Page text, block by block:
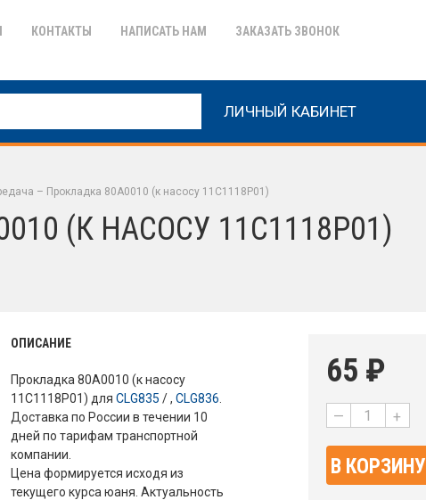
КОНТАКТЫ НАПИСАТЬ НАМ ЗАКАЗАТЬ ЗВОНОК
ЛИЧНЫЙ КАБИНЕТ
– Прокладка 80А0010 (к насосу 11С1118P01)
(К НАСОСУ 11С1118P01)
ОПИСАНИЕ
Прокладка 80А0010 (к насосу
11С1118P01) дляCLG835 / ,CLG836
Доставка по России в течении 10
дней по тарифам транспортной
компании.
Цена формируется исходя из
текущего курса юаня. Актуальность
65 ₽
— +
В КОРЗИНУ